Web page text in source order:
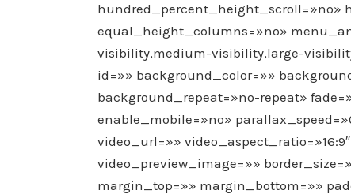
hundred_percent_height_scroll=»no»
equal_height_columns=»no»
visibility,medium-visibility,large-
id=»» background_color=»»
background_repeat=»no-repeat»
enable_mobile=»no»
video_url=»»
video_preview_image=»»
margin_top=»» margin_bottom=»»